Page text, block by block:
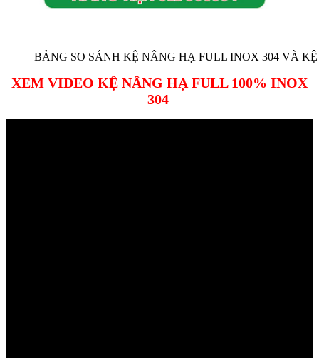
BẢNG SO SÁNH KỆ NÂNG HẠ FULL INOX 304 VÀ
XEM VIDEO KỆ NÂNG HẠ FULL 100% INOX
304